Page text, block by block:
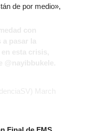
de por medio»,